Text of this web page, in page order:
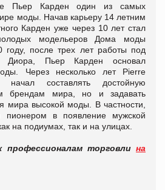
Пьер Карден один из самых
моды. Начав карьеру 14 летним
Карден уже через 10 лет стал
модельеров Дома моды
после трех лет работы под
Диора, Пьер Карден основал
Через несколько лет Pierre
составлять достойную
брендам мира, но и задавать
мира высокой моды. В частности,
в появление мужской
на подиумах, так и на улицах.
профессионалам торговли на